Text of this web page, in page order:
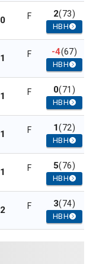
0 F 2(73)
HBH
1 F -4(67)
HBH
1 F 0(71)
HBH
1 F 1(72)
HBH
1 F 5(76)
HBH
2 F 3(74)
HBH